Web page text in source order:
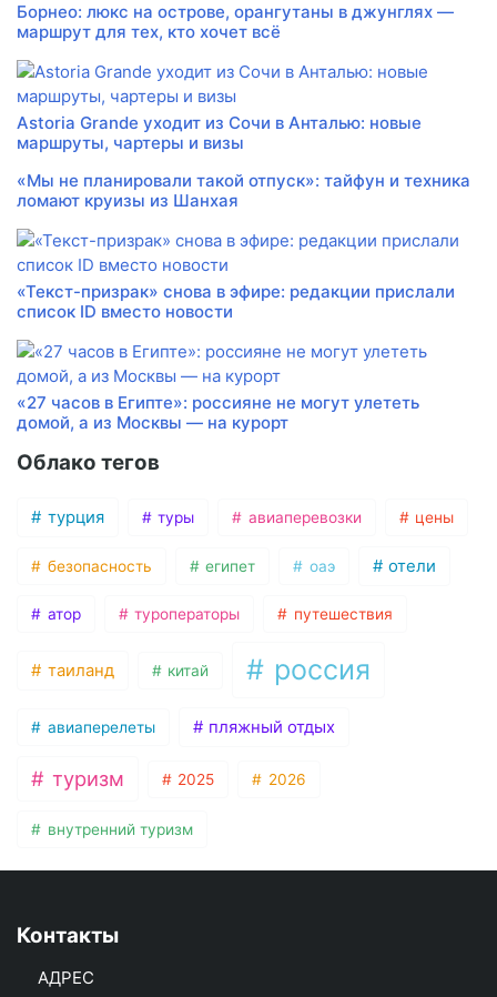
Борнео: люкс на острове, орангутаны в джунглях —
маршрут для тех, кто хочет всё
Astoria Grande уходит из Сочи в Анталью: новые
маршруты, чартеры и визы
«Мы не планировали такой отпуск»: тайфун и техника
ломают круизы из Шанхая
«Текст-призрак» снова в эфире: редакции прислали
список ID вместо новости
«27 часов в Египте»: россияне не могут улететь
домой, а из Москвы — на курорт
Облако тегов
турция туры авиаперевозки цены
безопасность египет оаэ отели
атор туроператоры путешествия
таиланд китай россия
авиаперелеты пляжный отдых
туризм 2025 2026
внутренний туризм
Контакты
АДРЕС